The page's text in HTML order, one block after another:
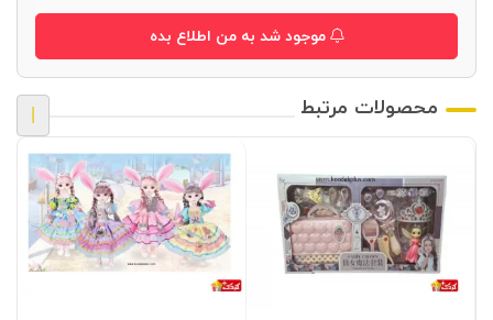
موجود شد به من اطلاع بده
محصولات مرتبط